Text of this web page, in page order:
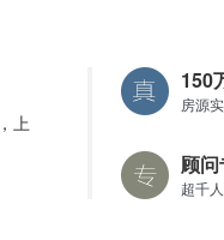
上
150
房源
顾
超千